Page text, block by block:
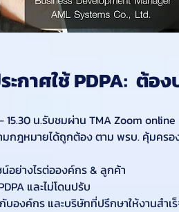
กาศใช้ PDPA:  ต้อ
15.30 น.รับชมผ่าน TMA Zoom online
กฎหมายได้ถูกต้อง ตาม พรบ. คุ้มคร
น์อย่างไรต่อองค์กร & ลูกค้า
และไม่โดนปรับ
องค์กร และบริษัทที่ปรึกษาให้งานสำเ